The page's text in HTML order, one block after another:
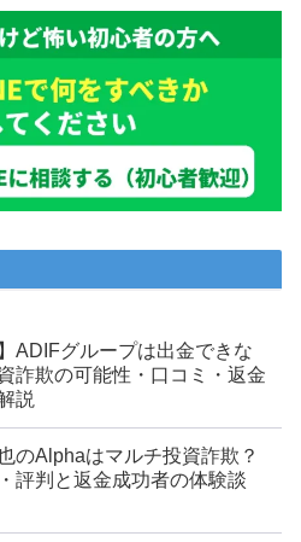
】ADIFグループは出金できな
詐欺の可能性・口コミ・返金
説
のAlphaはマルチ投資詐欺？
評判と返金成功者の体験談